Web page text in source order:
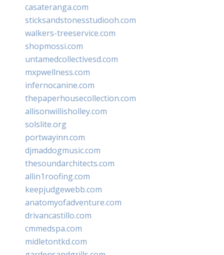
casateranga.com
sticksandstonesstudiooh.com
walkers-treeservice.com
shopmossi.com
untamedcollectivesd.com
mxpwellness.com
infernocanine.com
thepaperhousecollection.com
allisonwillisholley.com
solslite.org
portwayinn.com
djmaddogmusic.com
thesoundarchitects.com
allin1roofing.com
keepjudgewebb.com
anatomyofadventure.com
drivancastillo.com
cmmedspa.com
midletontkd.com